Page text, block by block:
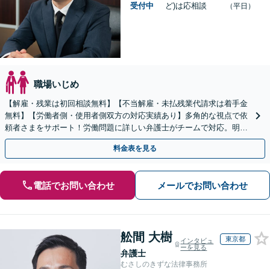
受付中
ど)は応相談
（平日）
職場いじめ
【解雇・残業は初回相談無料】【不当解雇・未払残業代請求は着手金
無料】【労働者側・使用者側双方の対応実績あり】多角的な視点で依
頼者さまをサポート！労働問題に詳しい弁護士がチームで対応。明快
な料金設定／初回相談の際にご説明【休日・夜間相談可】
料金表を見る
電話でお問い合わせ メールでお問い合わせ
舩間 大樹
弁護士
インタビュ
ーを見る
東京都
むさしのきずな法律事務所